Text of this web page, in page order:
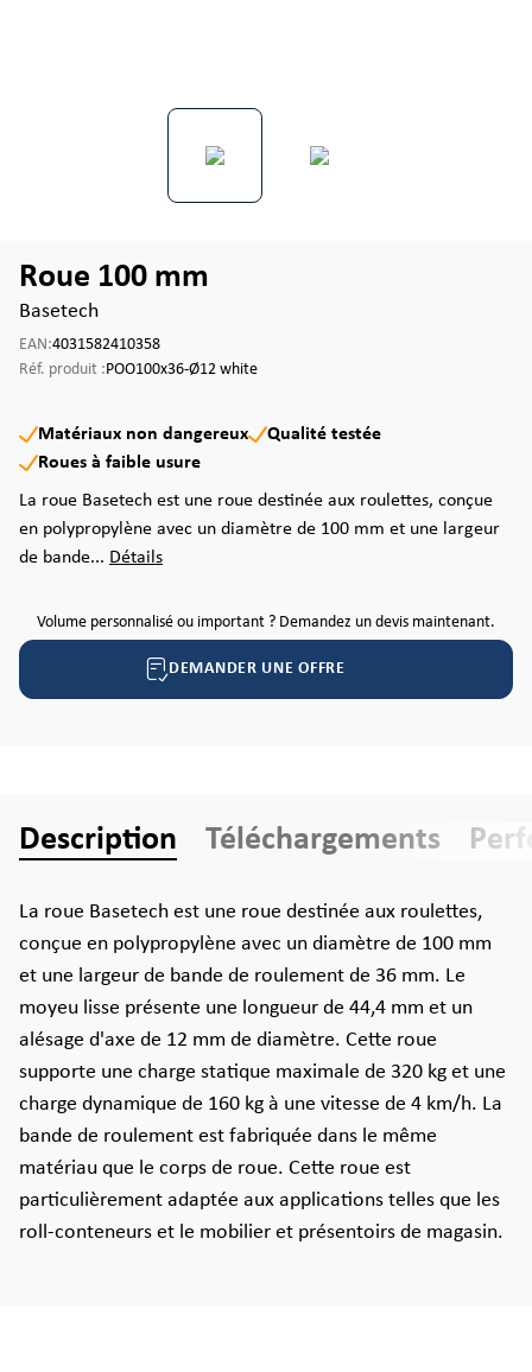
Roue 100 mm
Basetech
EAN:4031582410358
Réf. produit :POO100x36-Ø12 white
Matériaux non dangereux
Qualité testée
Roues à faible usure
La roue Basetech est une roue destinée aux roulettes, conçue
en polypropylène avec un diamètre de 100 mm et une largeur
de bande... Détails
Volume personnalisé ou important ? Demandez un devis maintenant.
DEMANDER UNE OFFRE
Description Téléchargements
La roue Basetech est une roue destinée aux roulettes,
conçue en polypropylène avec un diamètre de 100 mm
et une largeur de bande de roulement de 36 mm. Le
moyeu lisse présente une longueur de 44,4 mm et un
alésage d'axe de 12 mm de diamètre. Cette roue
supporte une charge statique maximale de 320 kg et une
charge dynamique de 160 kg à une vitesse de 4 km/h. La
bande de roulement est fabriquée dans le même
matériau que le corps de roue. Cette roue est
particulièrement adaptée aux applications telles que les
roll-conteneurs et le mobilier et présentoirs de magasin.